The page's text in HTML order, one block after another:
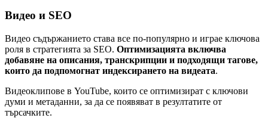
Видео и SEO
Видео съдържанието става все по-популярно и играе ключова
роля в стратегията за SEO. Оптимизацията включва
добавяне на описания, транскрипции и подходящи тагове,
които да подпомогнат индексирането на видеата.
Видеоклипове в YouTube, които се оптимизират с ключови
думи и метаданни, за да се появяват в резултатите от
търсачките.